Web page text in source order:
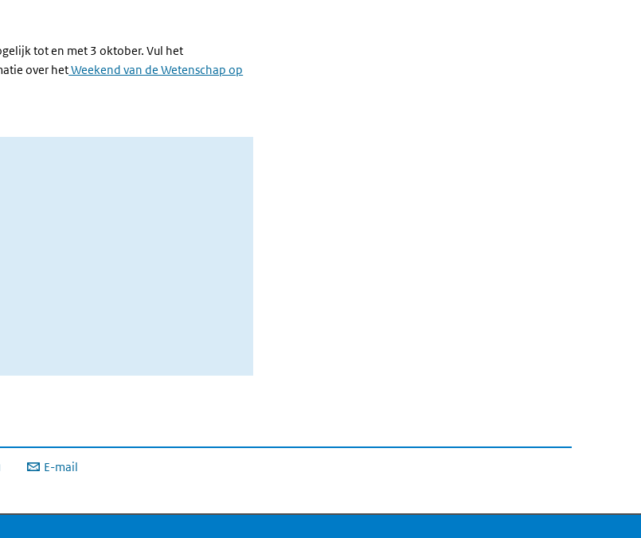
tot en met 3 oktober. Vul het
over hetWeekend van de Wetenschap op
E-mail